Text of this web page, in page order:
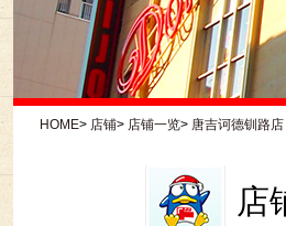
HOME> 店铺> 店铺一览> 唐吉诃德钏路店
店